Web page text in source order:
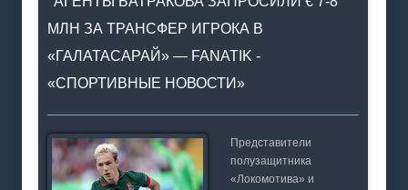
МЛН ЗА ТРАНСФЕР ИГРОКА В
«ГАЛАТАСАРАЙ» — FANATIK -
«СПОРТИВНЫЕ НОВОСТИ»
Представители
полузащитника
«Локомотива» и